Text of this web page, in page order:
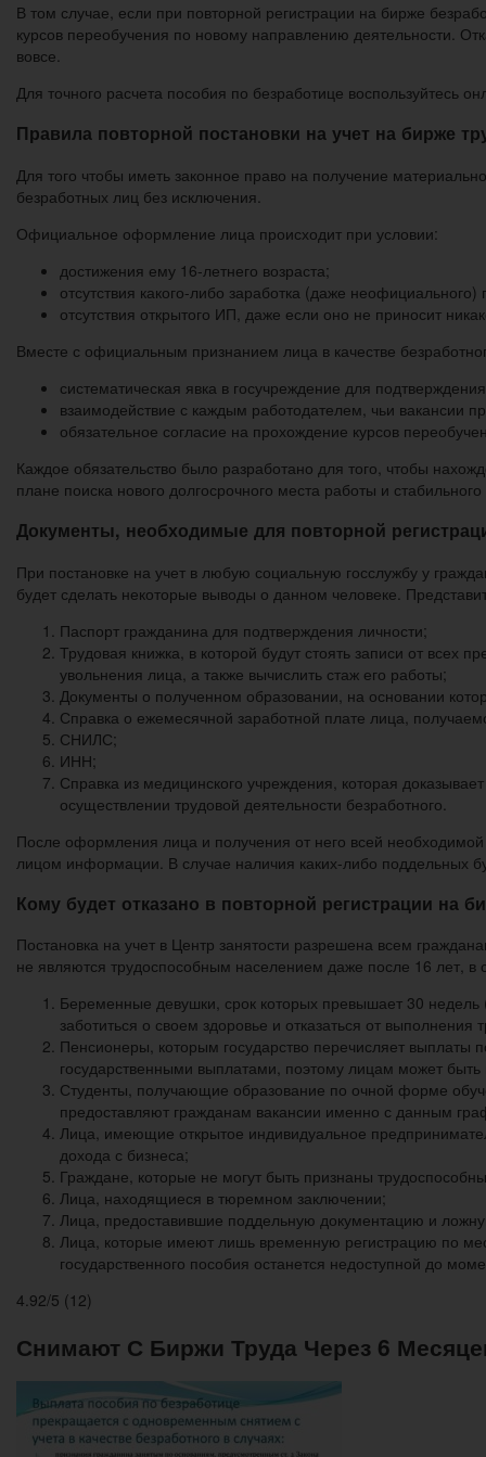
В том случае, если при повторной регистрации на бирже
курсов переобучения по новому направлению деятельности.
вовсе.
Для точного расчета пособия по безработице воспользуйтесь
Правила повторной постановки на учет на бирже
Для того чтобы иметь законное право на получение
безработных лиц без исключения.
Официальное оформление лица происходит при условии:
достижения ему 16-летнего возраста;
отсутствия какого-либо заработка (даже
отсутствия открытого ИП, даже если оно не приносит
Вместе с официальным признанием лица в качестве
систематическая явка в госучреждение для
взаимодействие с каждым работодателем, чьи вакансии
обязательное согласие на прохождение курсов
Каждое обязательство было разработано для того, чтобы
плане поиска нового долгосрочного места работы и
Документы, необходимые для повторной
При постановке на учет в любую социальную госслужбу у
будет сделать некоторые выводы о данном человеке.
Паспорт гражданина для подтверждения личности;
Трудовая книжка, в которой будут стоять записи от
увольнения лица, а также вычислить стаж его работы;
Документы о полученном образовании, на основании
Справка о ежемесячной заработной плате лица,
СНИЛС;
ИНН;
Справка из медицинского учреждения, которая
осуществлении трудовой деятельности безработного.
После оформления лица и получения от него всей
лицом информации. В случае наличия каких-либо поддельных
Кому будет отказано в повторной регистрации на
Постановка на учет в Центр занятости разрешена всем
не являются трудоспособным населением даже после 16 лет, в
Беременные девушки, срок которых превышает 30
заботиться о своем здоровье и отказаться от выполнения
Пенсионеры, которым государство перечисляет
государственными выплатами, поэтому лицам может
Студенты, получающие образование по очной форме
предоставляют гражданам вакансии именно с данным
Лица, имеющие открытое индивидуальное
дохода с бизнеса;
Граждане, которые не могут быть признаны
Лица, находящиеся в тюремном заключении;
Лица, предоставившие поддельную документацию и
Лица, которые имеют лишь временную регистрацию по
государственного пособия останется недоступной до
4.92/5 (12)
Снимают С Биржи Труда Через 6